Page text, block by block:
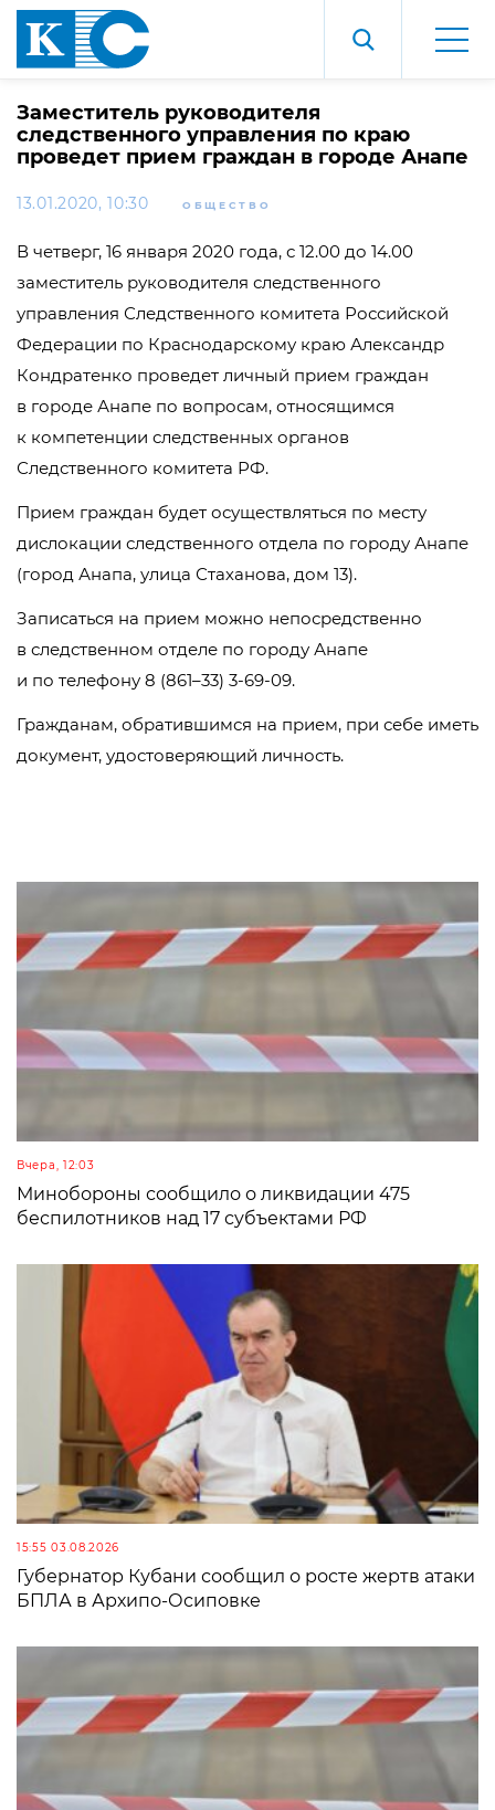
Заместитель руководителя
следственного управления по краю
проведет прием граждан в городе Анапе
13.01.2020, 10:30 ОБЩЕСТВО
В четверг, 16 января 2020 года, с 12.00 до 14.00
заместитель руководителя следственного
управления Следственного комитета Российской
Федерации по Краснодарскому краю Александр
Кондратенко проведет личный прием граждан
в городе Анапе по вопросам, относящимся
к компетенции следственных органов
Следственного комитета РФ.
Прием граждан будет осуществляться по месту
дислокации следственного отдела по городу Анапе
(город Анапа, улица Стаханова, дом 13).
Записаться на прием можно непосредственно
в следственном отделе по городу Анапе
и по телефону 8 (861–33) 3-69-09.
Гражданам, обратившимся на прием, при себе иметь
документ, удостоверяющий личность.
Вчера, 12:03
Минобороны сообщило о ликвидации 475
беспилотников над 17 субъектами РФ
15:55 03.08.2026
Губернатор Кубани сообщил о росте жертв атаки
БПЛА в Архипо-Осиповке